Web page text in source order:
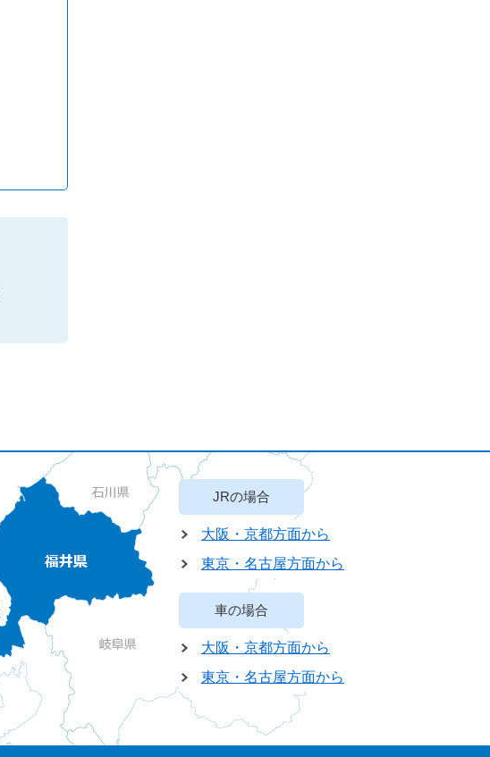
JRの場合
大阪・京都方面から
東京・名古屋方面から
車の場合
大阪・京都方面から
東京・名古屋方面から